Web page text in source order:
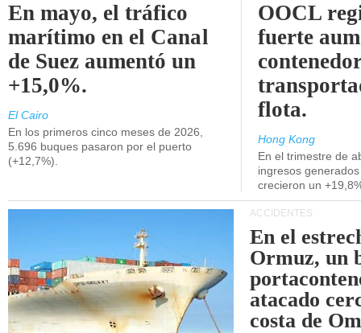
En mayo, el tráfico
marítimo en el Canal
de Suez aumentó un
+15,0%.
El Cairo
En los primeros cinco meses de 2026,
5.696 buques pasaron por el puerto
(+12,7%).
OOCL
fuerte
flota.
Hong Kong
En el trimestre de
ingresos
crecieron un
ACCIDENTES
En el
Ormuz, un
atacado
costa de